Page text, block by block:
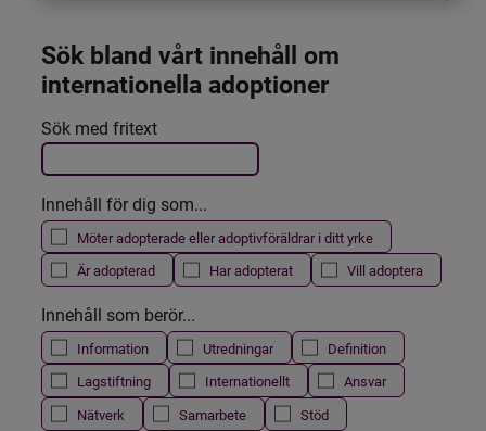
Sök bland vårt innehåll om
internationella adoptioner
Filtrera resultatet
Det här formuläret postas automatiskt
Sök med fritext
Innehåll för dig som...
Möter adopterade eller adoptivföräldrar i ditt yrke
Är adopterad
Har adopterat Vill adoptera
Innehåll som berör...
Information Utredningar
Definition
Lagstiftning
Internationellt
Ansvar
Nätverk
Samarbete
Stöd